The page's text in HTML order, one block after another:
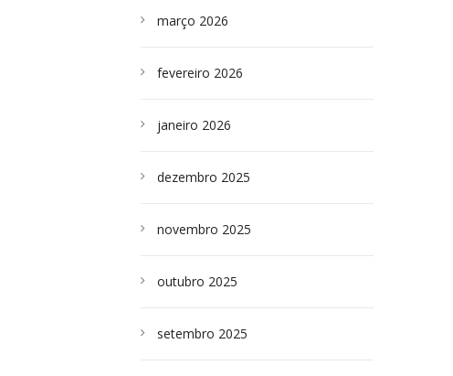
março 2026
fevereiro 2026
janeiro 2026
dezembro 2025
novembro 2025
outubro 2025
setembro 2025